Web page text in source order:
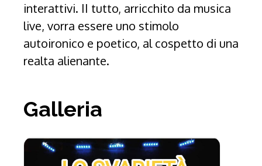
interattivi. II tutto, arricchito da musica
live, vorra essere uno stimolo
autoironico e poetico, al cospetto di una
realta alienante.
Galleria